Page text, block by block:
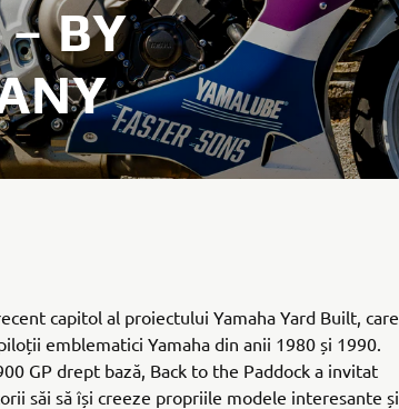
BY
capitol al proiectului Yamaha Yard Built, care
emblematici Yamaha din anii 1980 și 1990.
GP drept bază, Back to the Paddock a invitat
săi să își creeze propriile modele interesante și